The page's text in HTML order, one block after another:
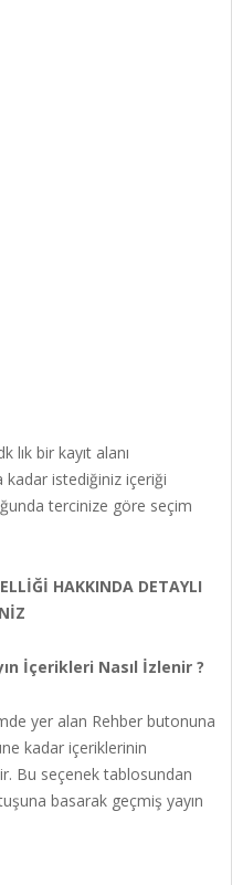
lık bir kayıt alanı
kadar istediğiniz içeriği
tercinize göre seçim
HAKKINDA DETAYLI
İçerikleri Nasıl İzlenir ?
yer alan Rehber butonuna
kadar içeriklerinin
Bu seçenek tablosundan
basarak geçmiş yayın